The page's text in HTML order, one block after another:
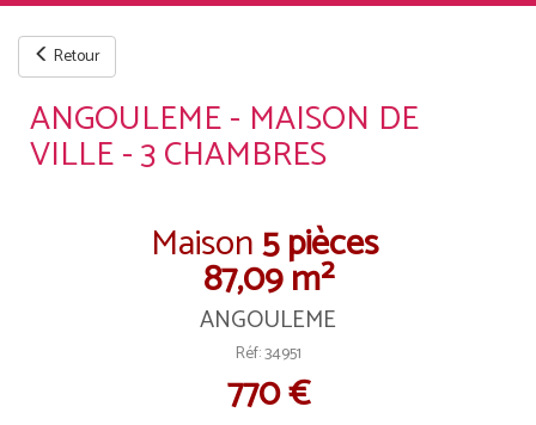
Retour
ANGOULEME - MAISON DE
VILLE - 3 CHAMBRES
Maison5 pièces
87,09 m²
ANGOULEME
Réf: 34951
770 €